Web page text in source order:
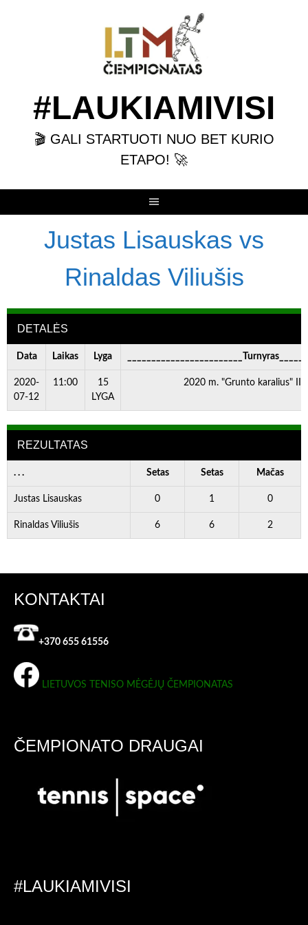
#LAUKIAMIVISI
🎬 GALI STARTUOTI NUO BET KURIO
ETAPO! 🚀
Justas Lisauskas vs
Rinaldas Viliušis
DETALĖS
Data Laikas Lyga
2020-
07-12
11:00
15
LYGA
2020 m. "Grunto karalius" III
REZULTATAS
. . . Setas Setas Mačas
Justas Lisauskas 0 1 0
Rinaldas Viliušis 6 6 2
KONTAKTAI
+370 655 61556
LIETUVOS TENISO MĖGĖJŲ ČEMPIONATAS
ČEMPIONATO DRAUGAI
#LAUKIAMIVISI